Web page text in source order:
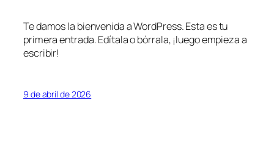
Te damos la bienvenida a WordPress. Esta es tu
primera entrada. Edítala o bórrala, ¡luego empieza a
escribir!
9 de abril de 2026